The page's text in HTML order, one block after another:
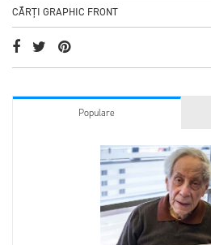
CĂRȚI GRAPHIC FRONT
Populare